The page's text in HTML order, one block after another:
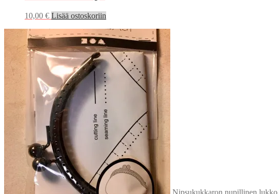
10,00 € Lisää ostoskoriin
Nipsukukkaron nupillinen lukko